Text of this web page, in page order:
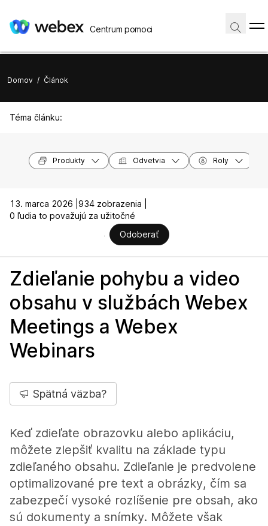
Centrum pomoci
Domov / Článok
Téma článku:
Produkty Odvetvia Roly
13. marca 2026 | 934 zobrazenia |
0 ľudia to považujú za užitočné
Odoberať
Zdieľanie pohybu a video
obsahu v službách Webex
Meetings a Webex
Webinars
Spätná väzba?
Keď zdieľate obrazovku alebo aplikáciu,
môžete zlepšiť kvalitu na základe typu
zdieľaného obsahu. Zdieľanie je predvolene
optimalizované pre text a obrázky, čím sa
zabezpečí vysoké rozlíšenie pre obsah, ako
sú dokumenty a snímky. Môžete však